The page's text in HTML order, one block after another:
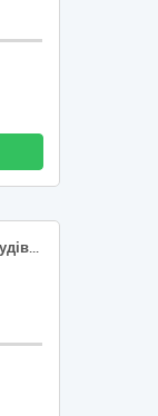
Ремонт приміщень в адміністративній будівлі НЕК «Укренерго» за адресою м.Київ, вул.С.Петлюри, 25, Інв.№942/1_12 45450000-6 Інші завершальні будівельні роботи